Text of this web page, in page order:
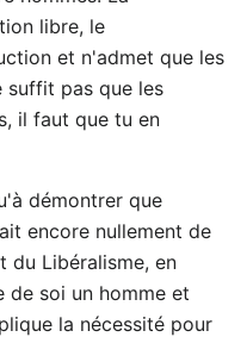
libre, le
et n'admet que les
suffit pas que les
il faut que tu en
démontrer que
encore nullement de
du Libéralisme, en
soi un homme et
la nécessité pour